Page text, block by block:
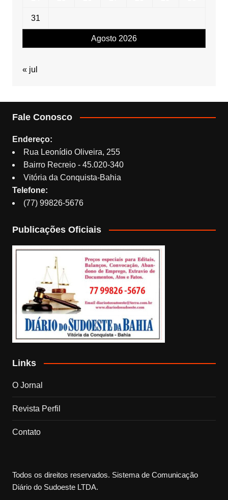
Agosto 2026
31
« jul
Fale Conosco
Endereço:
Rua Leonídio Oliveira, 255
Bairro Recreio - 45.020-340
Vitória da Conquista-Bahia
Telefone:
(77) 99826-5676
Publicações Oficiais
Links
O Jornal
Revista Perfil
Contato
Todos os direitos reservados. Sistema de Comunicação
Diário do Sudoeste LTDA.